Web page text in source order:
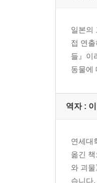
일본의
접 연
들』이
동물에
역자 :
연세대
옮긴
와 괴
습니다.